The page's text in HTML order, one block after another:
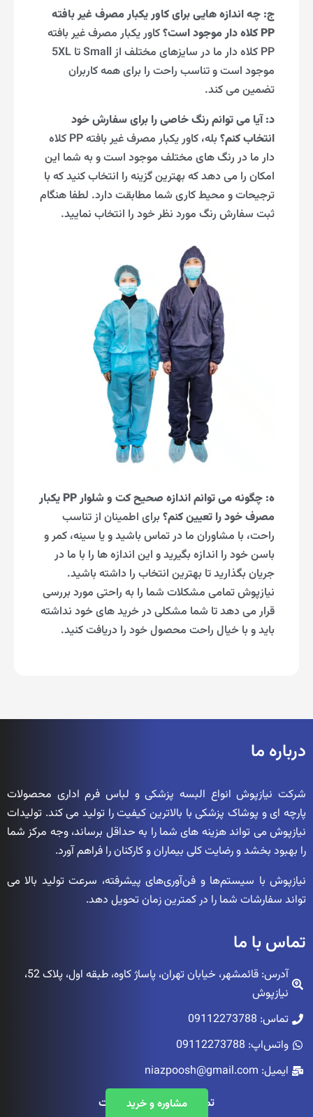
ج: چه اندازه هایی برای کاور یکبار مصرف غیر بافته
PP کلاه دار موجود است؟
کاور یکبار مصرف غیر بافته
PP کلاه دار ما در سایزهای مختلف از Small تا 5XL
موجود است و تناسب راحت را برای همه کاربران
تضمین می کند.
د: آیا می توانم رنگ خاصی را برای سفارش خود
انتخاب کنم؟
بله، کاور یکبار مصرف غیر بافته PP کلاه
دار ما در رنگ های مختلف موجود است و به شما این
امکان را می دهد که بهترین گزینه را انتخاب کنید که با
ترجیحات و محیط کاری شما مطابقت دارد. لطفا هنگام
ثبت سفارش رنگ مورد نظر خود را انتخاب نمایید.
ه: چگونه می توانم اندازه صحیح کت و شلوار PP یکبار
مصرف خود را تعیین کنم؟برای اطمینان از تناسب
راحت، با مشاوران ما در تماس باشید و یا سینه، کمر و
باسن خود را اندازه بگیرید و این اندازه ها را با ما در
جریان بگذارید تا بهترین انتخاب را داشته باشید.
نیازپوش تمامی مشکلات شما را به راحتی مورد بررسی
قرار می دهد تا شما مشکلی در خرید های خود نداشته
باید و با خیال راحت محصول خود را دریافت کنید.
مشاوره و خرید
درباره ما
شرکت نیازپوش انواع البسه پزشکی و لباس فرم اداری محصولات
پارچه ای و پوشاک پزشکی با بالاترین کیفیت را تولید می کند. تولیدات
نیازپوش می تواند هزینه های شما را به حداقل برساند، وجه مرکز شما
را بهبود بخشد و رضایت کلی بیماران و کارکنان را فراهم آورد.
نیازپوش با سیستم‌ها و فن‌آوری‌های پیشرفته، سرعت تولید بالا می
تواند سفارشات شما را در کمترین زمان تحویل دهد.
تماس با ما
آدرس: قائمشهر، خیابان تهران، پاساژ کاوه، طبقه اول، پلاک 52،
نیازپوش
تماس: 09112273788
واتس‌اپ: 09112273788
ایمیل: niazpoosh@gmail.com
تمامی حقوق محفوظ است